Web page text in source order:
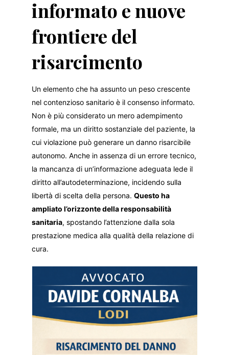
informato e nuove
frontiere del
risarcimento
Un elemento che ha assunto un peso crescente
nel contenzioso sanitario è il consenso informato.
Non è più considerato un mero adempimento
formale, ma un diritto sostanziale del paziente, la
cui violazione può generare un danno risarcibile
autonomo. Anche in assenza di un errore tecnico,
la mancanza di un’informazione adeguata lede il
diritto all’autodeterminazione, incidendo sulla
libertà di scelta della persona.Questo ha
ampliato l’orizzonte della responsabilità
sanitaria, spostando l’attenzione dalla sola
prestazione medica alla qualità della relazione di
cura.